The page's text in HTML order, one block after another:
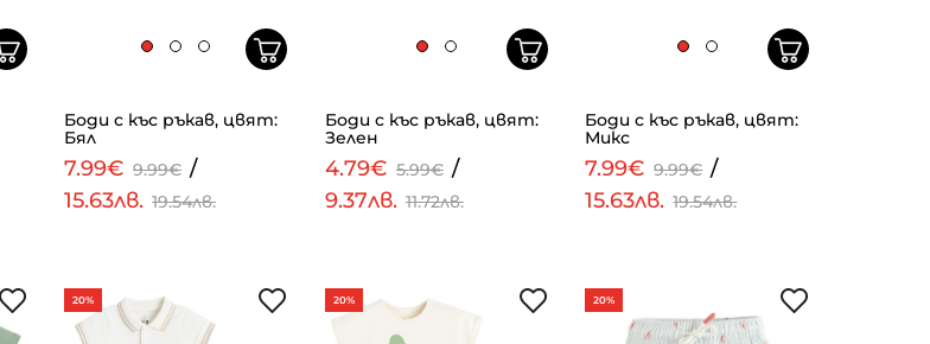
Боди с къс ръкав, цвят:
Бял
7.99€ 9.99€ /
15.63лв. 19.54лв.
Боди с къс ръкав, цвят:
Зелен
4.79€ 5.99€ /
9.37лв. 11.72лв.
Боди с къс ръкав, цвят:
Микс
7.99€ 9.99€ /
15.63лв. 19.54лв.
20% 20% 20%